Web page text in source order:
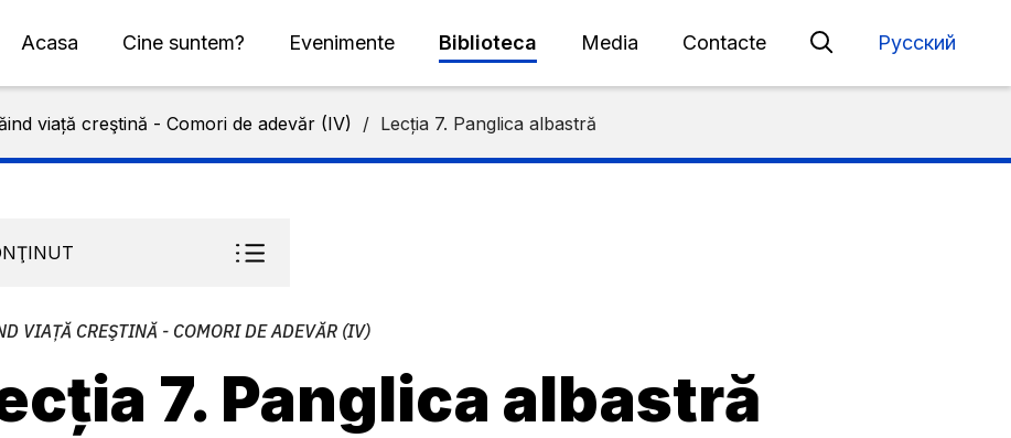
Acasa Cine suntem? Evenimente Biblioteca Media Contacte Русский
viață creştină - Comori de adevăr (IV) / Lecția 7. Panglica albastră
VIAȚĂ CREŞTINĂ - COMORI DE ADEVĂR (IV)
7. Panglica albastră